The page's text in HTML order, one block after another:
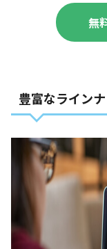
無
豊富なライン